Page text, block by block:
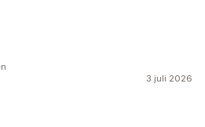
3 juli 2026